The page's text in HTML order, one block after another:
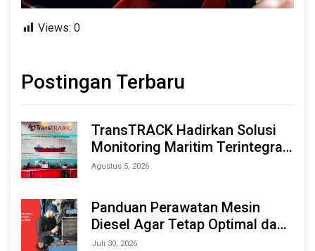
Views: 0
Postingan Terbaru
TransTRACK Hadirkan Solusi
Monitoring Maritim Terintegrasi
Berbasis AI & IoT di Indonesia
2026
Agustus 5, 2026
Panduan Perawatan Mesin
Diesel Agar Tetap Optimal dan
Tahan Lama
Juli 30, 2026